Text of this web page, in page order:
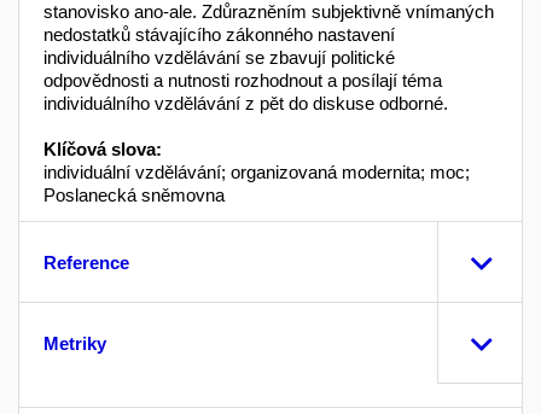
stanovisko ano-ale. Zdůrazněním subjektivně vnímaných
nedostatků stávajícího zákonného nastavení
individuálního vzdělávání se zbavují politické
odpovědnosti a nutnosti rozhodnout a posílají téma
individuálního vzdělávání z pět do diskuse odborné.
Klíčová slova:
individuální vzdělávání; organizovaná modernita; moc;
Poslanecká sněmovna
Reference
Metriky